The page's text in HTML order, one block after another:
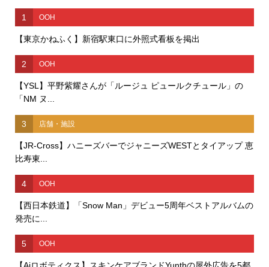
1 OOH
【東京かねふく】新宿駅東口に外照式看板を掲出
2 OOH
【YSL】平野紫耀さんが「ルージュ ピュールクチュール」の
「NM ヌ...
3 店舗・施設
【JR-Cross】ハニーズバーでジャニーズWESTとタイアップ 恵
比寿東...
4 OOH
【西日本鉄道】「Snow Man」デビュー5周年ベストアルバムの
発売に...
5 OOH